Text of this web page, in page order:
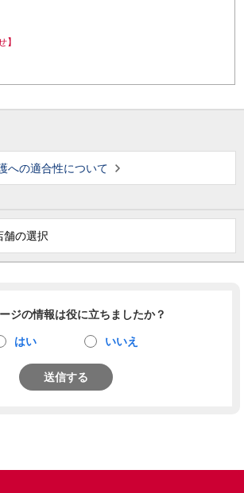
】
への適合性について
舗の選択
ジの情報は役に立ちましたか？
はい いいえ
送信する